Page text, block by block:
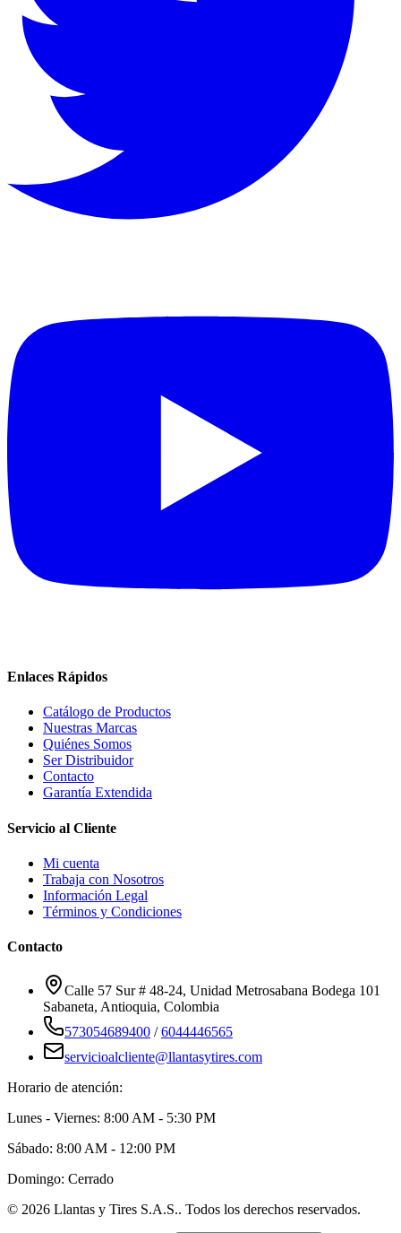
Enlaces Rápidos
Catálogo de Productos
Nuestras Marcas
Quiénes Somos
Ser Distribuidor
Contacto
Garantía Extendida
Servicio al Cliente
Mi cuenta
Trabaja con Nosotros
Información Legal
Términos y Condiciones
Contacto
Calle 57 Sur # 48-24, Unidad Metrosabana Bodega 101
Sabaneta, Antioquia, Colombia
573054689400 /6044446565
servicioalcliente@llantasytires.com
Horario de atención:
Lunes - Viernes: 8:00 AM - 5:30 PM
Sábado: 8:00 AM - 12:00 PM
Domingo: Cerrado
© 2026 Llantas y Tires S.A.S.. Todos los derechos reservados.